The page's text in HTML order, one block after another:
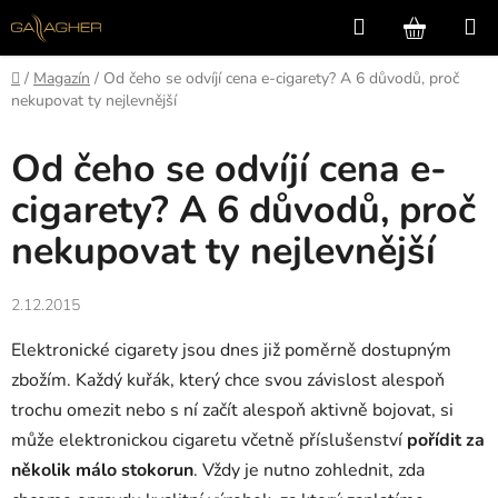
Přejít
na
obsah
Hledat
KOŠÍK
Domů
/ Magazín / Od čeho se odvíjí cena e-cigarety? A 6 důvodů, proč
nekupovat ty nejlevnější
Od čeho se odvíjí cena e-
cigarety? A 6 důvodů, proč
nekupovat ty nejlevnější
2.12.2015
Elektronické cigarety jsou dnes již poměrně dostupným
zbožím. Každý kuřák, který chce svou závislost alespoň
trochu omezit nebo s ní začít alespoň aktivně bojovat, si
může elektronickou cigaretu včetně příslušenství pořídit za
několik málo stokorun. Vždy je nutno zohlednit, zda